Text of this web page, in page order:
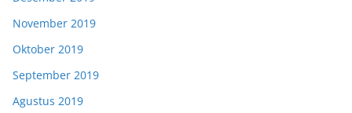
November 2019
Oktober 2019
September 2019
Agustus 2019